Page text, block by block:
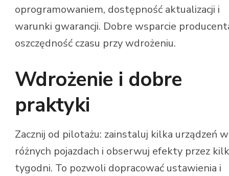
oprogramowaniem, dostępność aktualizacji i
warunki gwarancji. Dobre wsparcie
oszczędność czasu przy wdrożeniu.
Wdrożenie i dobre
praktyki
Zacznij od pilotażu: zainstaluj kilka urządzeń w
różnych pojazdach i obserwuj efekty przez
tygodni. To pozwoli dopracować ustawienia i